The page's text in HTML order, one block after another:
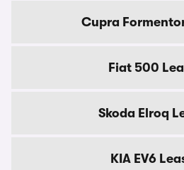
Cupra
Fiat 500
Skoda Elroq
KIA EV6